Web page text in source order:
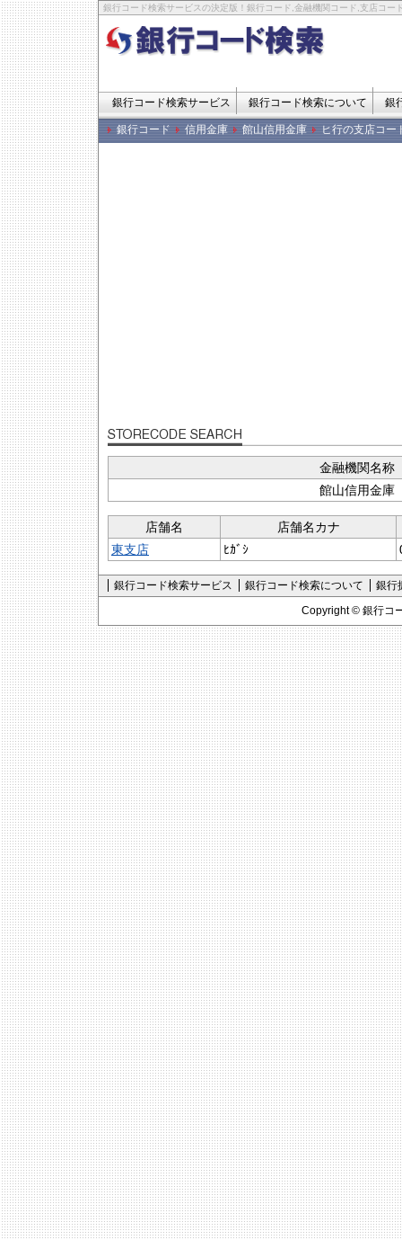
銀行コード検索サービスの決定版！銀行コード,金融機関コード,支店コー
銀行コード検索サービス 銀行コード検索について 銀
銀行コード 信用金庫 館山信用金庫 ヒ行の支店コー
金融機関名称
館山信用金庫
店舗名
店舗名カナ
東支店
ﾋｶﾞｼ
銀行コード検索サービス 銀行コード検索について
銀行
Copyright © 銀行コ